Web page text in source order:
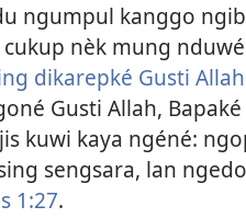
ngumpul kanggo
nèk mung
dikarepké Gusti Allah
Gusti Allah,
kuwi kaya ngéné:
sengsara, lan
1:​27.